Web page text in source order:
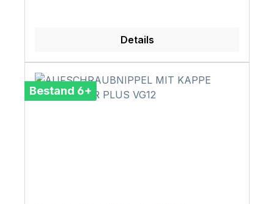
Details
Bestand 6+